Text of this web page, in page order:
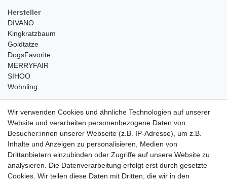
Hersteller
DIVANO
Kingkratzbaum
Goldtatze
DogsFavorite
MERRYFAIR
SIHOO
Wohnling
weitere Shops
traumlampen- Lampen und Kronleuchter
kinderwagencenter- Exklusive und günstige Kinderwagen
gastrogeraete24- alles für Gastronomie und Imbiss
soziale Medien
Facebook
Wir verwenden Cookies und ähnliche Technologien auf unserer
Website und verarbeiten personenbezogene Daten von
Besucher:innen unserer Webseite (z.B. IP-Adresse), um z.B.
Inhalte und Anzeigen zu personalisieren, Medien von
Drittanbietern einzubinden oder Zugriffe auf unsere Website zu
analysieren. Die Datenverarbeitung erfolgt erst durch gesetzte
Cookies. Wir teilen diese Daten mit Dritten, die wir in den